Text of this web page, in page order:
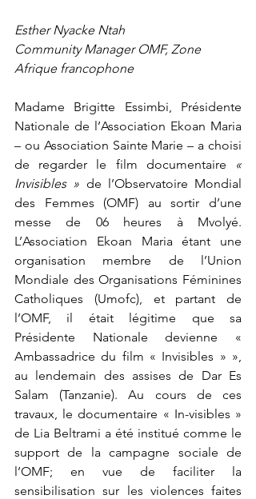
Esther Nyacke Ntah
Community Manager OMF, Zone
Afrique francophone
Madame Brigitte Essimbi, Présidente
Nationale de l’Association Ekoan Maria
– ou Association Sainte Marie – a choisi
de regarder le film documentaire
«
Invisibles » de l’Observatoire Mondial
des Femmes (OMF) au sortir d’une
messe de 06 heures à Mvolyé.
L’Association Ekoan Maria étant une
organisation membre de l’Union
Mondiale des Organisations Féminines
Catholiques (Umofc), et partant de
l’OMF, il était légitime que sa
Présidente Nationale devienne «
Ambassadrice du film « Invisibles » »,
au lendemain des assises de Dar Es
Salam (Tanzanie). Au cours de ces
travaux, le documentaire « In-visibles »
de Lia Beltrami a été institué comme le
support de la campagne sociale de
l’OMF; en vue de faciliter la
sensibilisation sur les violences faites